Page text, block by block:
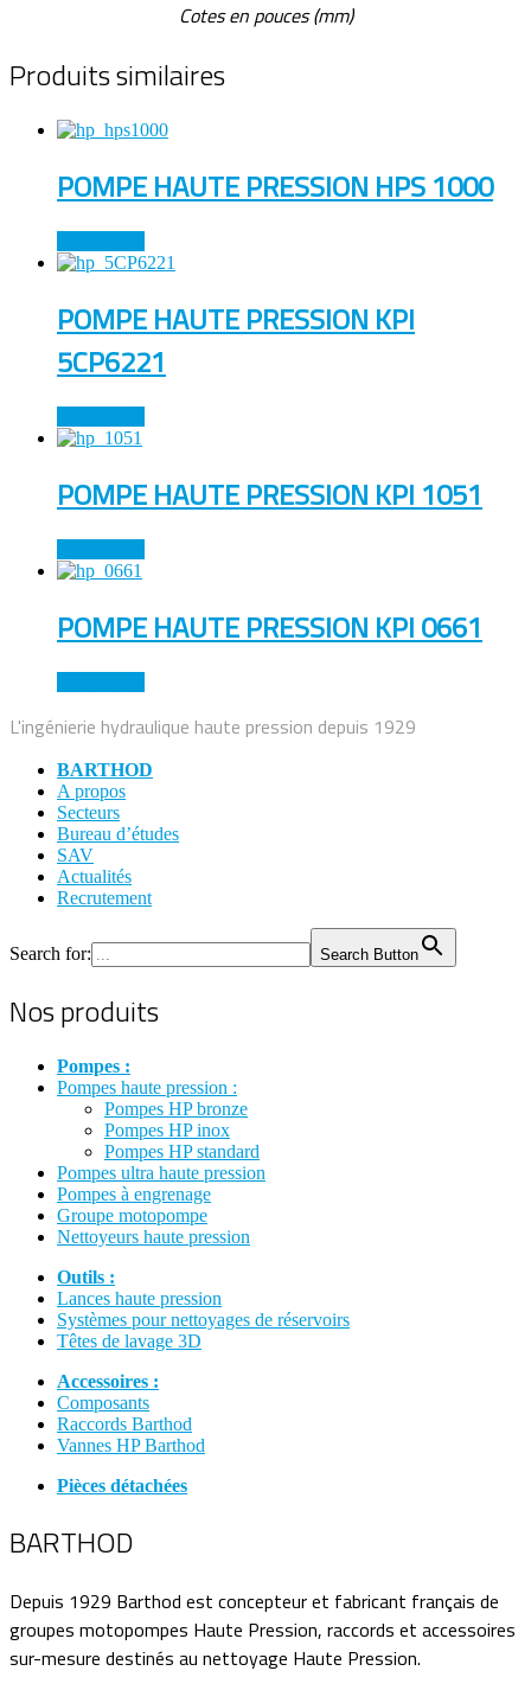
Cotes en pouces (mm)
Produits similaires
POMPE HAUTE PRESSION HPS 1000
POMPE HAUTE PRESSION KPI
5CP6221
POMPE HAUTE PRESSION KPI 1051
POMPE HAUTE PRESSION KPI 0661
L'ingénierie hydraulique haute pression depuis 1929
BARTHOD
A propos
Secteurs
Bureau d’études
SAV
Actualités
Recrutement
Search for: Search Button
Nos produits
Pompes :
Pompes haute pression :
Pompes HP bronze
Pompes HP inox
Pompes HP standard
Pompes ultra haute pression
Pompes à engrenage
Groupe motopompe
Nettoyeurs haute pression
Outils :
Lances haute pression
Systèmes pour nettoyages de réservoirs
Têtes de lavage 3D
Accessoires :
Composants
Raccords Barthod
Vannes HP Barthod
Pièces détachées
BARTHOD
Depuis 1929 Barthod est concepteur et fabricant français de
groupes motopompes Haute Pression, raccords et accessoires
sur-mesure destinés au nettoyage Haute Pression.